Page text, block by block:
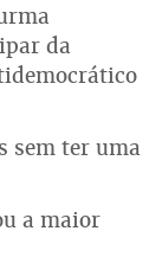
da
sem ter uma
a maior